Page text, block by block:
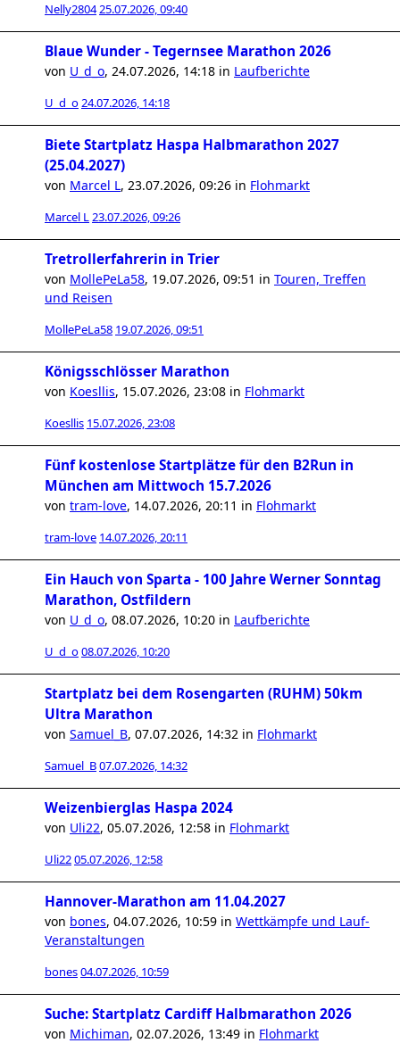
Nelly280425.07.2026, 09:40
Blaue Wunder - Tegernsee Marathon 2026
von U_d_o, 24.07.2026, 14:18 in Laufberichte
U_d_o24.07.2026, 14:18
Biete Startplatz Haspa Halbmarathon 2027
(25.04.2027)
von Marcel L, 23.07.2026, 09:26 in Flohmarkt
Marcel L23.07.2026, 09:26
Tretrollerfahrerin in Trier
von MollePeLa58, 19.07.2026, 09:51 in Touren, Treffen
und Reisen
MollePeLa58 19.07.2026, 09:51
Königsschlösser Marathon
von Koesllis, 15.07.2026, 23:08 in Flohmarkt
Koesllis 15.07.2026, 23:08
Fünf kostenlose Startplätze für den B2Run in
München am Mittwoch 15.7.2026
von tram-love, 14.07.2026, 20:11 in Flohmarkt
tram-love 14.07.2026, 20:11
Ein Hauch von Sparta - 100 Jahre Werner Sonntag
Marathon, Ostfildern
von U_d_o, 08.07.2026, 10:20 in Laufberichte
U_d_o08.07.2026, 10:20
Startplatz bei dem Rosengarten (RUHM) 50km
Ultra Marathon
von Samuel_B, 07.07.2026, 14:32 in Flohmarkt
Samuel_B07.07.2026, 14:32
Weizenbierglas Haspa 2024
von Uli22, 05.07.2026, 12:58 in Flohmarkt
Uli2205.07.2026, 12:58
Hannover-Marathon am 11.04.2027
von bones, 04.07.2026, 10:59 in Wettkämpfe und Lauf-
Veranstaltungen
bones04.07.2026, 10:59
Suche: Startplatz Cardiff Halbmarathon 2026
von Michiman, 02.07.2026, 13:49 in Flohmarkt